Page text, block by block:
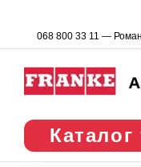
068 800 33 11 — Роман
Каталог